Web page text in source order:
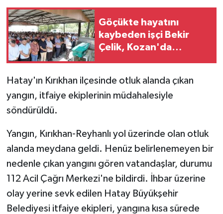
Göçükte hayatını
kaybeden işçi Bekir
Çelik, Kozan'da
Hatay'ın Kırıkhan ilçesinde otluk alanda çıkan
yangın, itfaiye ekiplerinin müdahalesiyle
söndürüldü.
Yangın, Kırıkhan-Reyhanlı yol üzerinde olan otluk
alanda meydana geldi. Henüz belirlenemeyen bir
nedenle çıkan yangını gören vatandaşlar, durumu
112 Acil Çağrı Merkezi'ne bildirdi. İhbar üzerine
olay yerine sevk edilen Hatay Büyükşehir
Belediyesi itfaiye ekipleri, yangına kısa sürede